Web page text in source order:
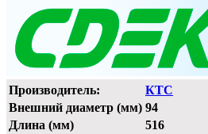
Производитель:
КТС
Внешний диаметр (мм) 94
Длина (мм)
516